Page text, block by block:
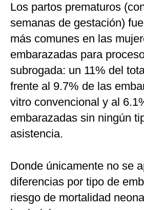
Los partos prematuros
semanas de gestación)
más comunes en las
embarazadas para
subrogada: un 11% del
frente al 9.7% de las
vitro convencional y al
embarazadas sin ningún
asistencia.
Donde únicamente no se
diferencias por tipo de
riesgo de mortalidad